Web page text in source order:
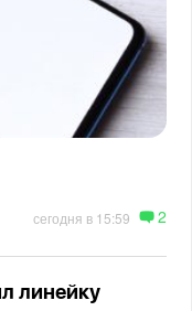
сегодня в 15:59 2
линейку